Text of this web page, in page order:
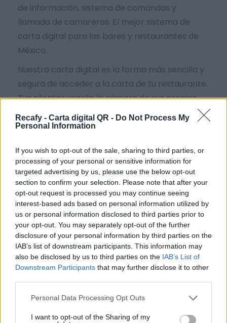
Recafy - Carta digital QR - Do Not Process My
Personal Information
If you wish to opt-out of the sale, sharing to third parties, or
processing of your personal or sensitive information for
targeted advertising by us, please use the below opt-out
section to confirm your selection. Please note that after your
opt-out request is processed you may continue seeing
interest-based ads based on personal information utilized by
us or personal information disclosed to third parties prior to
your opt-out. You may separately opt-out of the further
disclosure of your personal information by third parties on the
IAB’s list of downstream participants. This information may
also be disclosed by us to third parties on the IAB’s List of
Downstream Participants that may further disclose it to other
Please note that this website/app uses one or more Google
not limited to your visit or usage behaviour. You may click to
Personal Data Processing Opt Outs
I want to opt-out of the Sharing of my
de información, sistema de comandas y
llamada de camareros. El mejor sistema de
carta digital para los bares y restaurantes de
México.
Nuestra carta digital es la forma más sencilla y
segura de acceder a la carta de tu restaurante.
Tus clientes usarán la cámara de sus propios
smartphones para leer un simple código QR sin
necesidad de instalar ninguna aplicación.
Hacemos accesible la digitalización de la
hostelería sin importar el tamaño del negocio. Si
necesitas ayuda o no tienes tiempo, podemos
digitalizar la carta por ti.
Por eso hemos diseñado un sistema capaz de
ayudar a tu negocio a adaptarse a las
circunstancias actuales que nuestro país está
viviendo. Contamos con una carta de servicios
que pueden ayudarte a aminorar las cargas de
puedas ofrecer a tus clientes la seguridad y el